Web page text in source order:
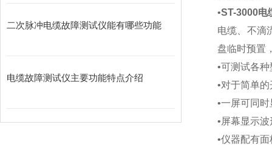
二次脉冲电缆故障测试仪能有哪些功能
电缆故障测试仪主要功能特点介绍
•ST-3000电
电缆、不滴
盘临时预置
•可测试各
•对于简单
•一屏可同
•屏幕显示
•仪器配有